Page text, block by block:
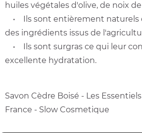
huiles végétales d'olive, de noix
• Ils sont entièrement naturels
des ingrédients issus de
• Ils sont surgras ce qui leur
excellente hydratation.
Savon Cèdre Boisé - Les
France - Slow Cosmetique